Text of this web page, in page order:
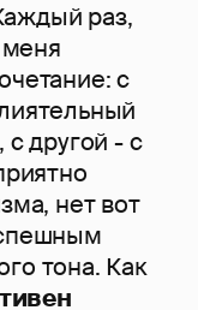
раз,
меня
с
другой - с
нет вот
тона. Как